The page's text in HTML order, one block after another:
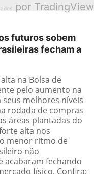
por TradingView
futuros sobem
fecham a
na Bolsa de
pelo aumento na
melhores níveis
rodada de compras
áreas plantadas do
alta nos
menor ritmo de
não
acabaram fechando
físico. Confira: